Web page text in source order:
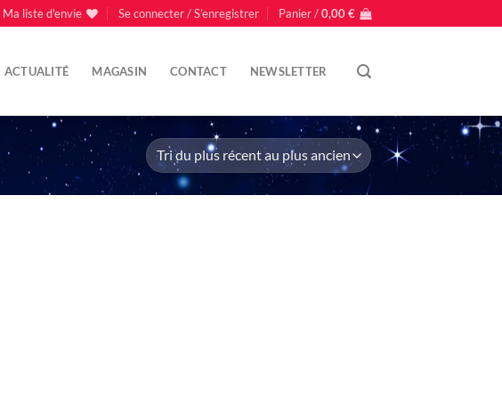
Ma liste d'envie Se connecter / S’enregistrer Panier /0,00€
ACTUALITÉ MAGASIN CONTACT NEWSLETTER